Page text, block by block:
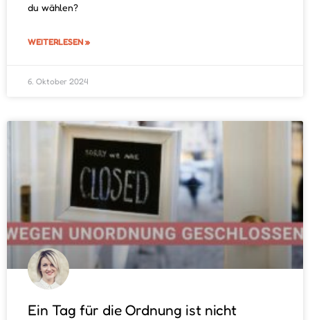
du wählen?
WEITERLESEN »
6. Oktober 2024
Ein Tag für die Ordnung ist nicht